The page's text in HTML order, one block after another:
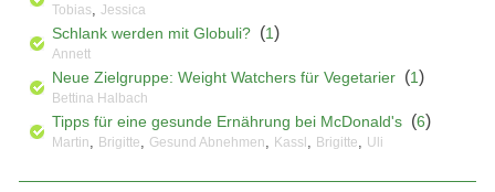
Tobias, Jessica
Schlank werden mit Globuli? (1)
Annett
Neue Zielgruppe: Weight Watchers für Vegetarier (1)
Bettina Halbach
Tipps für eine gesunde Ernährung bei McDonald's (6)
Martin, Brigitte, Gesund Abnehmen, Kassl , Brigitte, Uli